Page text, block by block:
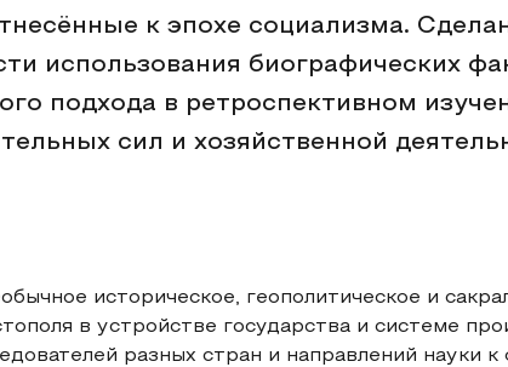
к эпохе социализма.
использования биографических
подхода в ретроспективном
сил и хозяйственной
историческое, геополитическое и
в устройстве государства и системе
разных стран и направлений науки